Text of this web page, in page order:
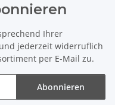
Ihrer
jederzeit widerruflich
per E-Mail zu.
Abonnieren